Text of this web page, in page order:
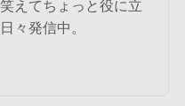
えてちょっと役に立
々発信中。